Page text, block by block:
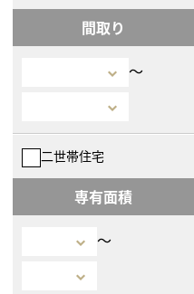
間取り
〜
二世帯住宅
専有面積
〜